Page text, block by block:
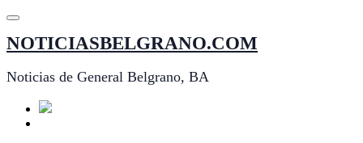
Saltar
contenido
NOTICIASBELGRANO.COM
Noticias de General Belgrano, BA